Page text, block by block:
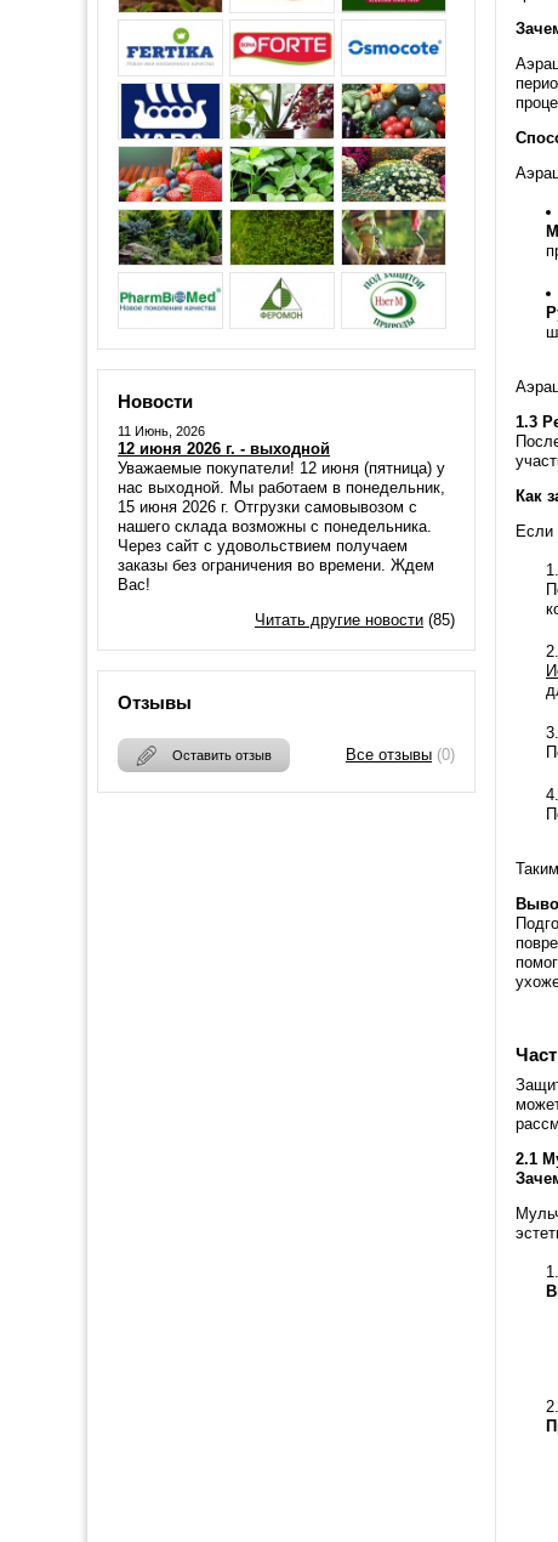
Новости
11 Июнь, 2026
12 июня 2026 г. - выходной
Уважаемые покупатели! 12 июня (пятница) у
нас выходной. Мы работаем в понедельник,
15 июня 2026 г. Отгрузки самовывозом с
нашего склада возможны с понедельника.
Через сайт с удовольствием получаем
заказы без ограничения во времени. Ждем
Вас!
Читать другие новости (85)
Отзывы
Оставить отзыв Все отзывы (0)
1.3
Как
Если
2.1